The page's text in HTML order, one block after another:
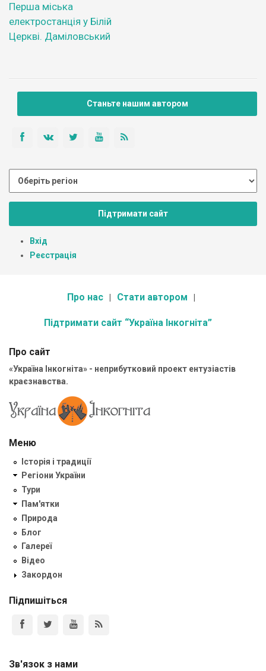
Перша міська
електростанція у Білій
Церкві. Даміловський
Станьте нашим автором
Підтримати сайт
Вхід
Реєстрація
Про нас Стати автором
Підтримати сайт “Україна Інкогніта”
Про сайт
«Україна Інкогніта» - неприбутковий проект ентузіастів
краєзнавства.
Меню
Історія і традиції
Регіони України
Тури
Пам'ятки
Природа
Блог
Галереї
Відео
Закордон
Підпишіться
Зв'язок з нами